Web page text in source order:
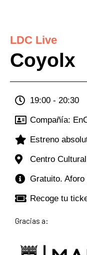
LDC Live
Coyolx
19:00 - 20:30
Compañía:
Estreno
Centro
Gratuito. Aforo
Recoge tu
Gracias a: